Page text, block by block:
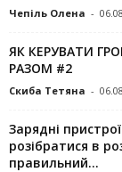
Чепіль Олена -
ЯК КЕРУВАТИ
РАЗОМ #2
Скиба Тетяна -
Зарядні
розібратися в
правильний...